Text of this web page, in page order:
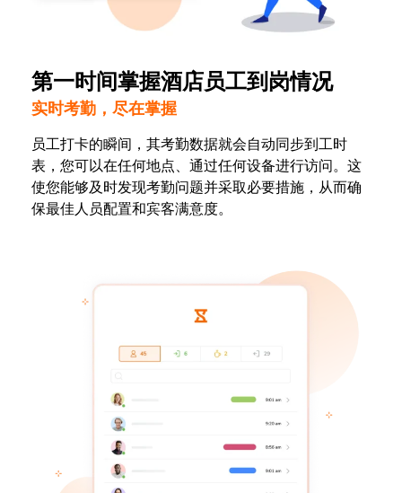
第一时间掌握酒店员工到岗情况
实时考勤，尽在掌握
员工打卡的瞬间，其考勤数据就会自动同步到工时
表，您可以在任何地点、通过任何设备进行访问。这
使您能够及时发现考勤问题并采取必要措施，从而确
保最佳人员配置和宾客满意度。